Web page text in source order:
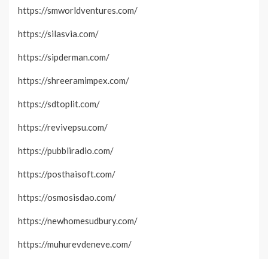
https://smworldventures.com/
https://silasvia.com/
https://sipderman.com/
https://shreeramimpex.com/
https://sdtoplit.com/
https://revivepsu.com/
https://pubbliradio.com/
https://posthaisoft.com/
https://osmosisdao.com/
https://newhomesudbury.com/
https://muhurevdeneve.com/